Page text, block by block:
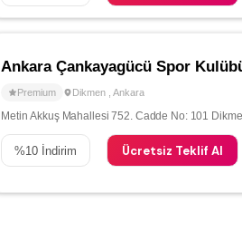
Ankara Çankayagücü Spor
Premium Dikmen Ankara
Metin Akkuş Mahallesi 752. Cadde No: 101
%10 İndirim Ücretsiz Teklif Al